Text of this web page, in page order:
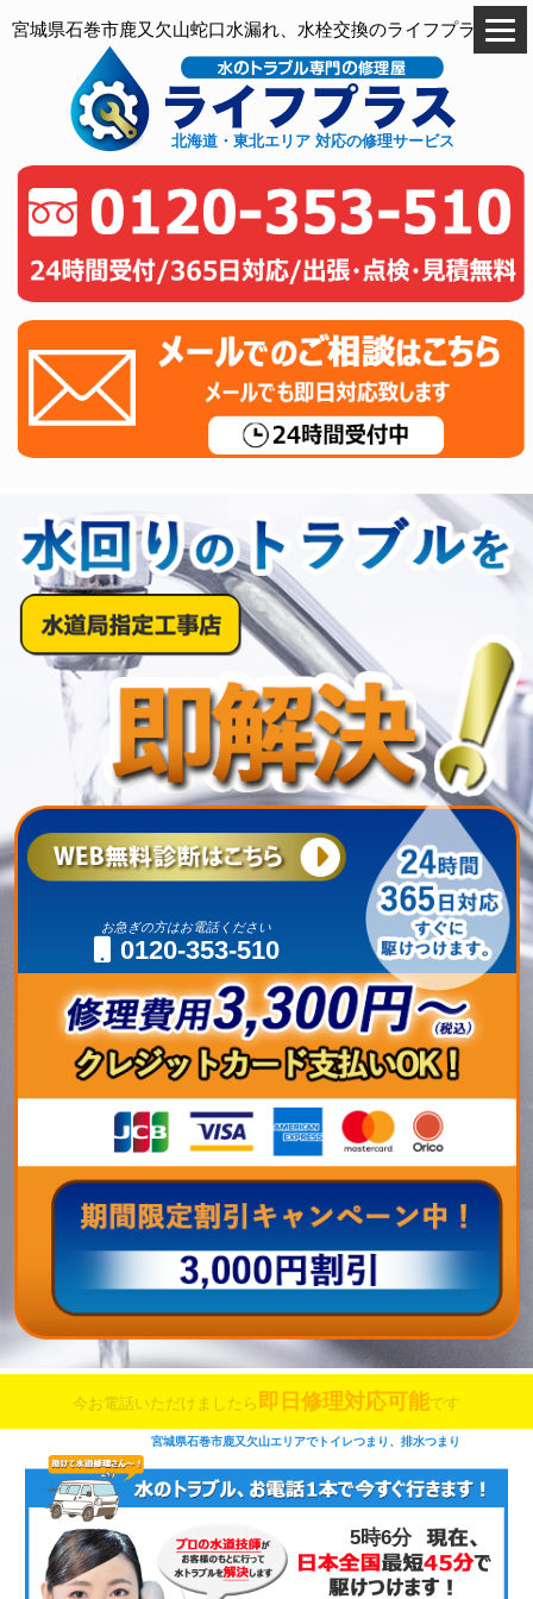
宮城県石巻市鹿又欠山蛇口水漏れ、水栓交換のライフプラス
北海道・東北エリア 対応の修理サービス
お急ぎの方はお電話ください
0120-353-510
今お電話いただけましたら 即日修理対応可能です
宮城県石巻市鹿又欠山エリアでトイレつまり、排水つまり
5時6分